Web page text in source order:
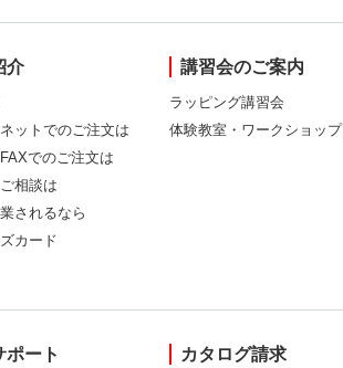
介
ットでのご注文は
でのご注文は
相談は
されるなら
カード
講習会のご案内
ラッピング講習会
体験教室・ワークショップ
ポート カタログ請求